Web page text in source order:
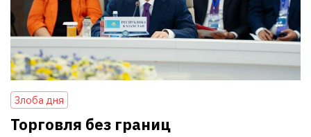
Злоба дня
Торговля без границ